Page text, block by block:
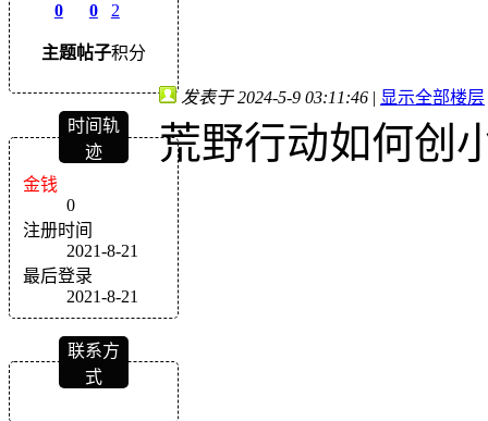
0
主题
0
帖子
2
积分
时间轨
迹
金钱
0
注册时间
2021-8-21
最后登录
2021-8-21
联系方
式
发表于 2024-5-9 03:11:46 | 显示全部楼层
荒野行动如何创